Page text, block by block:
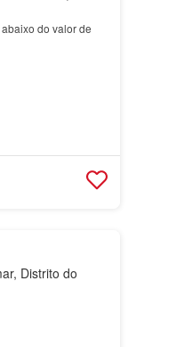
do valor de
Distrito do